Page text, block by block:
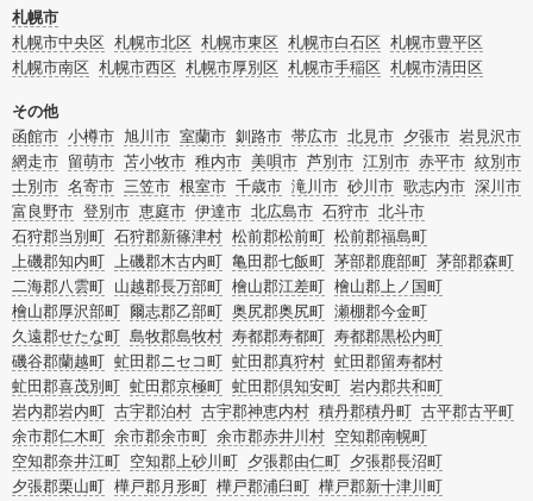
また故人のご遺族だけでなく不動産管理会社様やオーナー様(賃貸家主様)、行政
のご担当者様でも相談できます。
札幌市
札幌市中央区 札幌市北区 札幌市東区 札幌市白石区 札幌市豊平区
札幌市南区 札幌市西区 札幌市厚別区 札幌市手稲区 札幌市清田区
その他
函館市 小樽市 旭川市 室蘭市 釧路市 帯広市 北見市 夕張市 岩見沢市
網走市 留萌市 苫小牧市 稚内市 美唄市 芦別市 江別市 赤平市 紋別市
士別市 名寄市 三笠市 根室市 千歳市 滝川市 砂川市 歌志内市 深川市
富良野市 登別市 恵庭市 伊達市 北広島市 石狩市 北斗市
石狩郡当別町 石狩郡新篠津村 松前郡松前町 松前郡福島町
上磯郡知内町 上磯郡木古内町 亀田郡七飯町 茅部郡鹿部町 茅部郡森町
二海郡八雲町 山越郡長万部町 檜山郡江差町 檜山郡上ノ国町
檜山郡厚沢部町 爾志郡乙部町 奥尻郡奥尻町 瀬棚郡今金町
久遠郡せたな町 島牧郡島牧村 寿都郡寿都町 寿都郡黒松内町
磯谷郡蘭越町 虻田郡ニセコ町 虻田郡真狩村 虻田郡留寿都村
虻田郡喜茂別町 虻田郡京極町 虻田郡倶知安町 岩内郡共和町
岩内郡岩内町 古宇郡泊村 古宇郡神恵内村 積丹郡積丹町 古平郡古平町
余市郡仁木町 余市郡余市町 余市郡赤井川村 空知郡南幌町
空知郡奈井江町 空知郡上砂川町 夕張郡由仁町 夕張郡長沼町
夕張郡栗山町 樺戸郡月形町 樺戸郡浦臼町 樺戸郡新十津川町